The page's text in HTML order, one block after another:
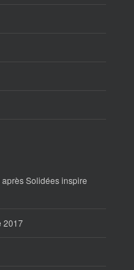
Solidées inspire
2017